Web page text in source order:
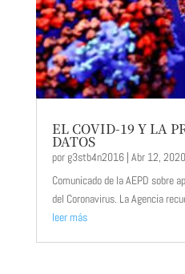
EL COVID-19 Y LA
DATOS
por g3stb4n2016| Abr 12, 2020
Comunicado de la AEPD sobre
del Coronavirus. La Agencia
leer más